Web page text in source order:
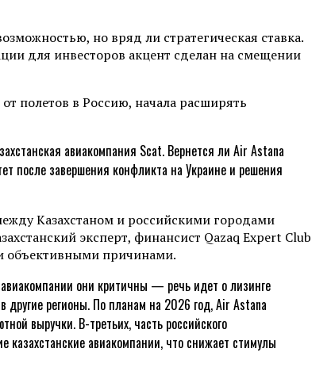
но вряд ли стратегическая ставка.
для инвесторов акцент сделан на смещении
полетов в Россию, начала расширять
авиакомпания Scat. Вернется ли Air Astana
после завершения конфликта на Украине и решения
Казахстаном и российскими городами
эксперт, финансист Qazaq Expert Club
объективными причинами.
они критичны — речь идет о лизинге
другие регионы. По планам на 2026 год, Air Astana
выручки. В-третьих, часть российского
казахстанские авиакомпании, что снижает стимулы